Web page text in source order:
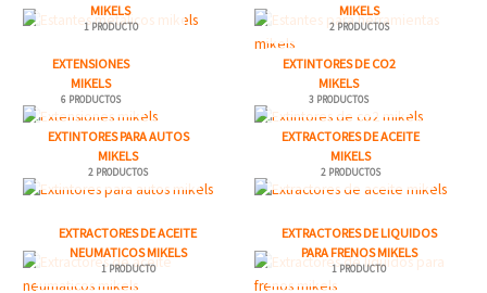
MIKELS
1 PRODUCTO
MIKELS
2 PRODUCTOS
EXTENSIONES
MIKELS
6 PRODUCTOS
EXTINTORES DE CO2
MIKELS
3 PRODUCTOS
EXTINTORES PARA AUTOS
MIKELS
2 PRODUCTOS
EXTRACTORES DE ACEITE
MIKELS
2 PRODUCTOS
EXTRACTORES DE ACEITE
NEUMATICOS MIKELS
1 PRODUCTO
EXTRACTORES DE LIQUIDOS
PARA FRENOS MIKELS
1 PRODUCTO